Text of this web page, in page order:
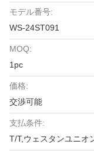
モデル番号:
WS-24ST091
MOQ:
1pc
価格:
交渉可能
支払条件:
T/T,ウェスタンユニオ